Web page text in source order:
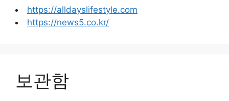
https://alldayslifestyle.com
https://news5.co.kr/
보관함